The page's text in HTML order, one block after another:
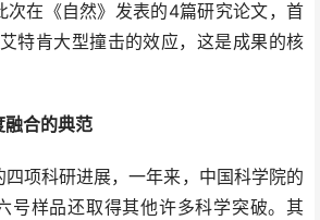
次在《自然》发表的4篇研究论文，首
特肯大型撞击的效应，这是成果的核
融合的典范
项科研进展，一年来，中国科学院的
号样品还取得其他许多科学突破。其